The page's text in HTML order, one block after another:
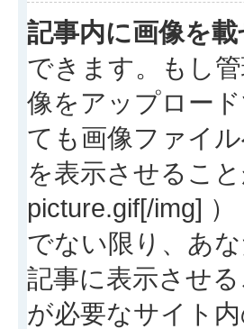
記事内に画像を
できます。もし
像をアップロー
ても画像ファイ
を表示させるこ
picture.gif[/img]
でない限り、あ
記事に表示させ
が必要なサイト